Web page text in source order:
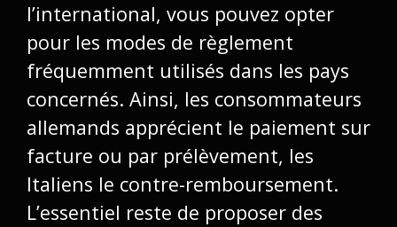
l’international, vous pouvez opter
pour les modes de règlement
fréquemment utilisés dans les pays
concernés. Ainsi, les consommateurs
allemands apprécient le paiement sur
facture ou par prélèvement, les
Italiens le contre-remboursement.
L’essentiel reste de proposer des